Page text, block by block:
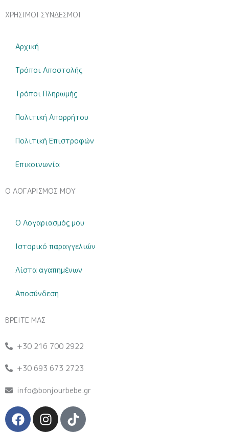
ΧΡΗΣΙΜΟΙ ΣΥΝΔΕΣΜΟΙ
Αρχική
Τρόποι Αποστολής
Τρόποι Πληρωμής
Πολιτική Απορρήτου
Πολιτική Επιστροφών
Επικοινωνία
Ο ΛΟΓΑΡΙΣΜΟΣ ΜΟΥ
Ο Λογαριασμός μου
Ιστορικό παραγγελιών
Λίστα αγαπημένων
Αποσύνδεση
ΒΡΕΙΤΕ ΜΑΣ
+30 216 700 2922
+30 693 673 2723
info@bonjourbebe.gr
F
a
I
n
T
i